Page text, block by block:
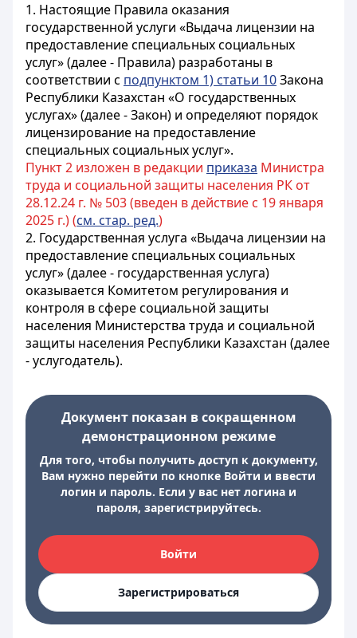
1. Настоящие Правила оказания
государственной услуги «Выдача лицензии на
предоставление специальных социальных
услуг» (далее - Правила) разработаны в
соответствии с подпунктом 1) статьи 10Закона
Республики Казахстан «О государственных
услугах» (далее - Закон) и определяют порядок
лицензирование на предоставление
специальных социальных услуг».
Пункт 2 изложен в редакции приказа Министра
труда и социальной защиты населения РК от
28.12.24 г. № 503 (введен в действие с 19 января
2025 г.) (см. стар. ред.)
2. Государственная услуга «Выдача лицензии на
предоставление специальных социальных
услуг» (далее - государственная услуга)
оказывается Комитетом регулирования и
контроля в сфере социальной защиты
населения Министерства труда и социальной
защиты населения Республики Казахстан (далее
- услугодатель).
Документ показан в сокращенном
демонстрационном режиме
Для того, чтобы получить доступ к документу,
Вам нужно перейти по кнопке Войти и ввести
логин и пароль. Если у вас нет логина и
пароля, зарегистрируйтесь.
Войти
Зарегистрироваться